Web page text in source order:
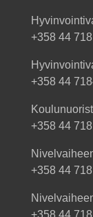
+358 44
+358 44
+358 44
+358 44